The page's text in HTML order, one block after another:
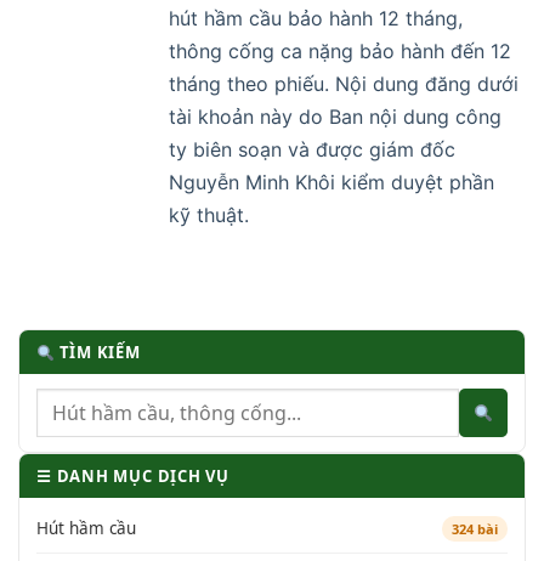
hút hầm cầu bảo hành 12 tháng,
thông cống ca nặng bảo hành đến 12
tháng theo phiếu. Nội dung đăng dưới
tài khoản này do Ban nội dung công
ty biên soạn và được giám đốc
Nguyễn Minh Khôi kiểm duyệt phần
kỹ thuật.
TÌM KIẾM
☰ DANH MỤC DỊCH VỤ
Hút hầm cầu 324 bài